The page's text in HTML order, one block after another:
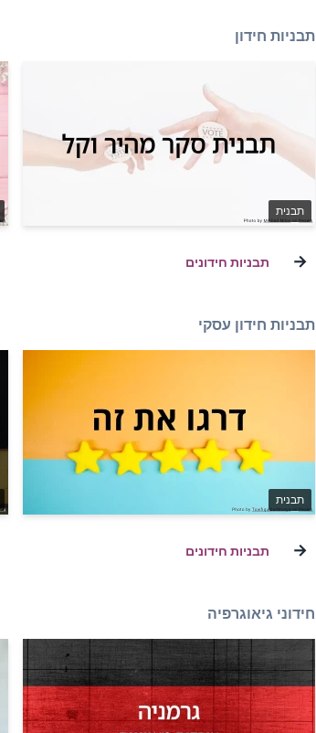
תבניות חידון
תבנית
→ תבניות חידונים
תבניות חידון עסקי
תבנית
→ תבניות חידונים
חידוני גיאוגרפיה